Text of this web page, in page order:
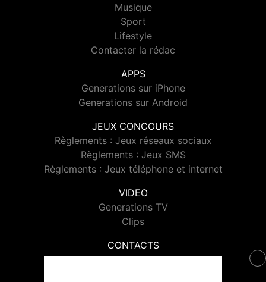
Musique
Sport
Lifestyle
Contacter la rédac
APPS
Generations sur iPhone
Generations sur Android
JEUX CONCOURS
Règlements : Jeux réseaux sociaux
Règlements : Jeux SMS
Règlements : Jeux téléphone et internet
VIDEO
Generations TV
Clips
CONTACTS
Contacter Generations